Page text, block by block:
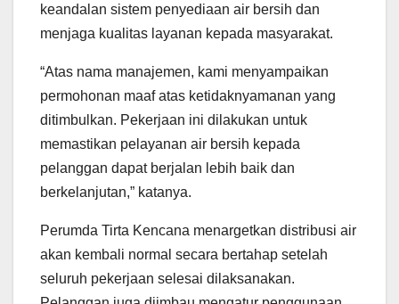
keandalan sistem penyediaan air bersih dan
menjaga kualitas layanan kepada masyarakat.
“Atas nama manajemen, kami menyampaikan
permohonan maaf atas ketidaknyamanan yang
ditimbulkan. Pekerjaan ini dilakukan untuk
memastikan pelayanan air bersih kepada
pelanggan dapat berjalan lebih baik dan
berkelanjutan,” katanya.
Perumda Tirta Kencana menargetkan distribusi air
akan kembali normal secara bertahap setelah
seluruh pekerjaan selesai dilaksanakan.